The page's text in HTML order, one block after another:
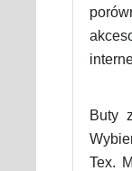
Buty
Tex.